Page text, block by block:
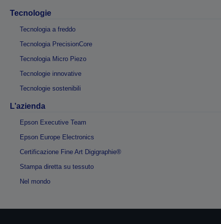
Tecnologie
Tecnologia a freddo
Tecnologia PrecisionCore
Tecnologia Micro Piezo
Tecnologie innovative
Tecnologie sostenibili
L’azienda
Epson Executive Team
Epson Europe Electronics
Certificazione Fine Art Digigraphie®
Stampa diretta su tessuto
Nel mondo